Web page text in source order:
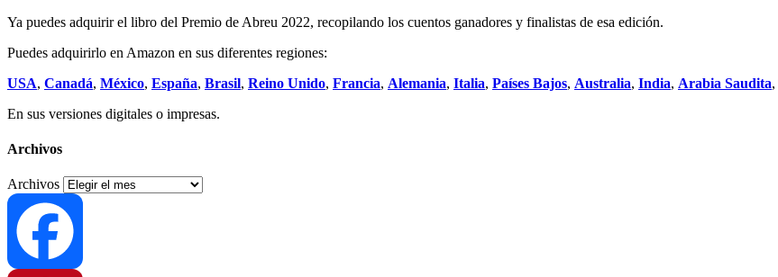
Ya puedes adquirir el libro del Premio de Abreu 2022, recopilando los cuentos ganadores y finalistas de esa edición.
Puedes adquirirlo en Amazon en sus diferentes regiones:
USA, Canadá, México, España, Brasil, Reino Unido, Francia, Alemania, Italia, Países Bajos, Australia, India, Arabia Saudita,
En sus versiones digitales o impresas.
Archivos
Archivos